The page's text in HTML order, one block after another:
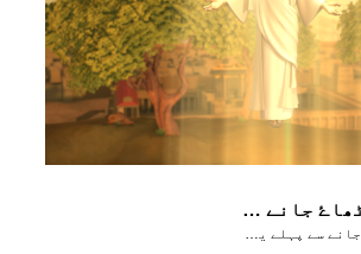
آسمان پر اُٹھاۓ جانے سے پہلے یسوُع اپنے شاگِردوں کو روُح القُدُس کے بارے میں بتاتا ہے
آسمان پر اُٹھاۓ جانے سے پہلے یسوُع اپنے شاگِردوں کو روُح القُدُس کے بارے میں بتاتا ہے